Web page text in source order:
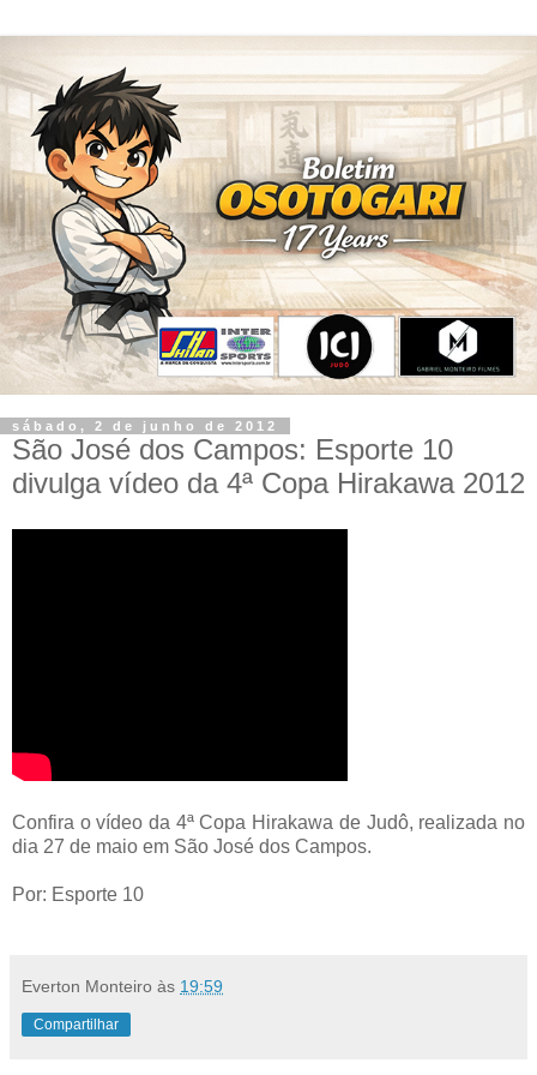
sábado, 2 de junho de 2012
São José dos Campos: Esporte 10
divulga vídeo da 4ª Copa Hirakawa 2012
Confira o vídeo da 4ª Copa Hirakawa de Judô, realizada no
dia 27 de maio em São José dos Campos.
Por: Esporte 10
Everton Monteiro às 19:59
Compartilhar